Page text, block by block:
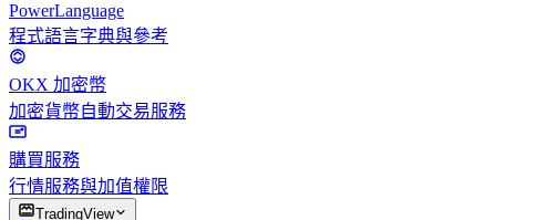
PowerLanguage
程式語言字典與參考
OKX 加密幣
加密貨幣自動交易服務
購買服務
行情服務與加值權限
TradingView